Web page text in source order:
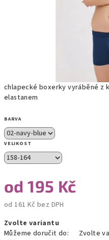
chlapecké boxerky vyráběné z
elastanem
BARVA
VELIKOST
od195 Kč
od 161 Kč bez DPH
cena:
Zvolte variantu
Můžeme doručit do:
Zvolte